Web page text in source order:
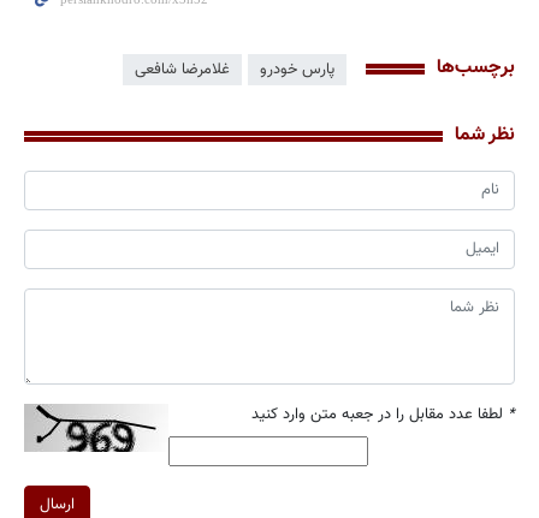
برچسب‌ها پارس خودرو غلامرضا شافعی
نظر شما
* لطفا عدد مقابل را در جعبه متن وارد کنید
ارسال